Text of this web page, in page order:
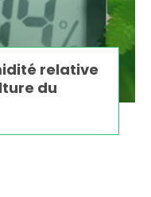
relative
du